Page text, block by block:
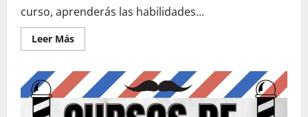
curso, aprenderás las habilidades...
Leer MásLeer
más
Curso
de
Albañilería